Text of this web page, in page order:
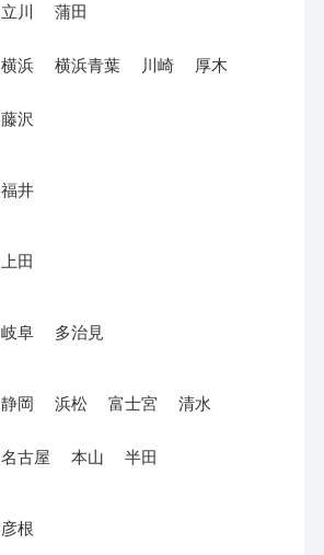
立川 蒲田
横浜 横浜青葉 川崎 厚木
藤沢
福井
上田
岐阜 多治見
静岡 浜松 富士宮 清水
名古屋 本山 半田
彦根